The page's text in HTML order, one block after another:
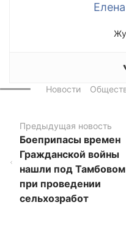
Новости
Предыдущая новость
Боеприпасы времен
Гражданской войны
нашли под Тамбовом
при проведении
сельхозработ